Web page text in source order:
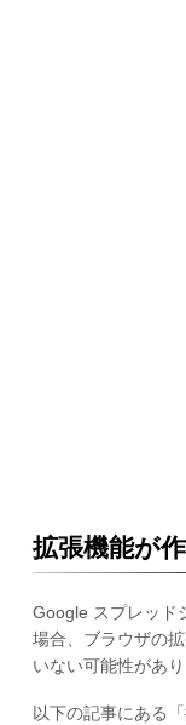
拡張機能が
Google スプレッド
場合、ブラウザの
いない可能性があり
以下の記事にある